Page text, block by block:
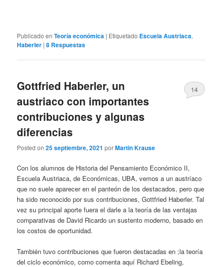
Publicado en Teoría económica | Etiquetado Escuela Austriaca,
Haberler |8 Respuestas
Gottfried Haberler, un
austriaco con importantes
contribuciones y algunas
diferencias
Posted on25 septiembre, 2021 porMartin Krause
14
Con los alumnos de Historia del Pensamiento Económico II,
Escuela Austriaca, de Económicas, UBA, vemos a un austríaco
que no suele aparecer en el panteón de los destacados, pero que
ha sido reconocido por sus contribuciones, Gottfried Haberler. Tal
vez su principal aporte fuera el darle a la teoría de las ventajas
comparativas de David Ricardo un sustento moderno, basado en
los costos de oportunidad.
También tuvo contribuciones que fueron destacadas en ;la teoría
del ciclo económico, como comenta aquí Richard Ebeling,